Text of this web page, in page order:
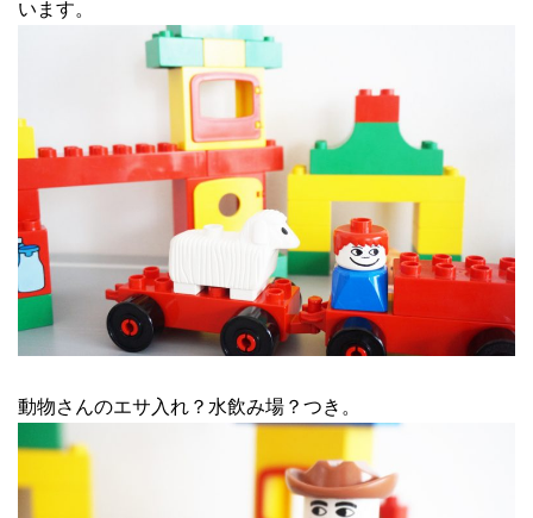
います。
動物さんのエサ入れ？水飲み場？つき。